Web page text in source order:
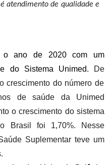
é atendimentode qualidade e
o ano de 2020 com um
do Sistema Unimed. De
crescimento do número de
de saúde da Unimed
o crescimento do sistema
Brasil foi 1,70%. Nesse
Suplementar teve um